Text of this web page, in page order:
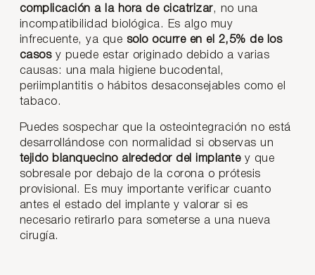
complicación a la hora de cicatrizar, no una
incompatibilidad biológica. Es algo muy
infrecuente, ya que solo ocurre en el 2,5% de los
casosy puede estar originado debido a varias
causas: una mala higiene bucodental,
periimplantitis o hábitos desaconsejables como el
tabaco.
Puedes sospechar que la osteointegración no está
desarrollándose con normalidad si observas un
tejido blanquecino alrededor del implante y que
sobresale por debajo de la corona o prótesis
provisional. Es muy importante verificar cuanto
antes el estado del implante y valorar si es
necesario retirarlo para someterse a una nueva
cirugía.